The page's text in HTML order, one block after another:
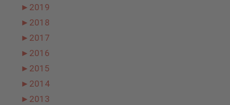
► 2019
► 2018
► 2017
► 2016
► 2015
► 2014
► 2013